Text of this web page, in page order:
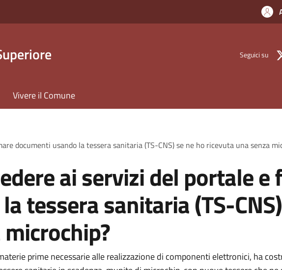
Seguici su
Vivere il Comune
documenti usando la tessera sanitaria (TS-CNS) se ne ho ricevuta una senza
ai servizi del portale
tessera sanitaria (TS-
prime necessarie alle realizzazione di componenti elettronici, ha